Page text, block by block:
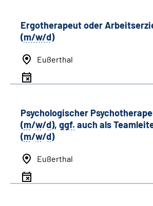
Ergotherapeut oder
(m/w/d)
Eußerthal
Psychologischer
(m/w/d), ggf. auch alsTeam
(m/w/d)
Eußerthal